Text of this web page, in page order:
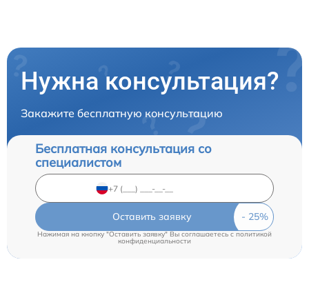
Нужна консультация?
Закажите бесплатную консультацию
Бесплатная консультация со
специалистом
Оставить заявку
Нажимая на кнопку "Оставить заявку" Вы соглашаетесь c политикой
конфиденциальности